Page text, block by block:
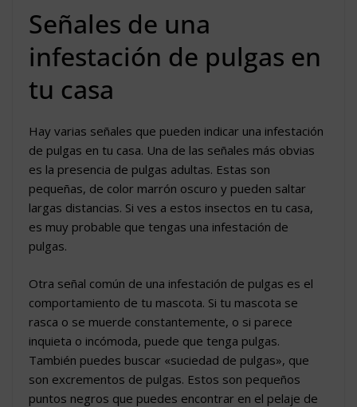
Señales de una
infestación de pulgas en
tu casa
Hay varias señales que pueden indicar una infestación
de pulgas en tu casa. Una de las señales más obvias
es la presencia de pulgas adultas. Estas son
pequeñas, de color marrón oscuro y pueden saltar
largas distancias. Si ves a estos insectos en tu casa,
es muy probable que tengas una infestación de
pulgas.
Otra señal común de una infestación de pulgas es el
comportamiento de tu mascota. Si tu mascota se
rasca o se muerde constantemente, o si parece
inquieta o incómoda, puede que tenga pulgas.
También puedes buscar «suciedad de pulgas», que
son excrementos de pulgas. Estos son pequeños
puntos negros que puedes encontrar en el pelaje de